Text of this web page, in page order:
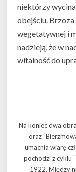
niektórzy
obejściu. Brzoza
wegetatywnej i
nadzieją, że w
witalność do
Na koniec dwa
oraz
umacnia wiarę
pochodzi z cyklu
1922. Między